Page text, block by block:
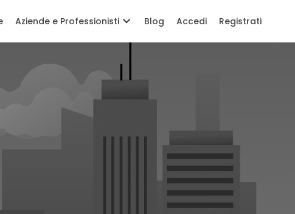
Aziende e Professionisti Blog Accedi Registrati